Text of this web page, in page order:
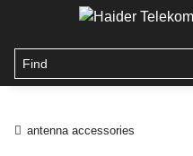
antenna accessories